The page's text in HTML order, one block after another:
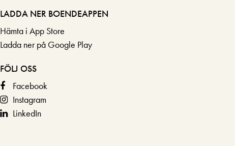
LADDA NER BOENDEAPPEN
Hämta i App Store
Ladda ner på Google Play
FÖLJ OSS
Facebook
Instagram
LinkedIn